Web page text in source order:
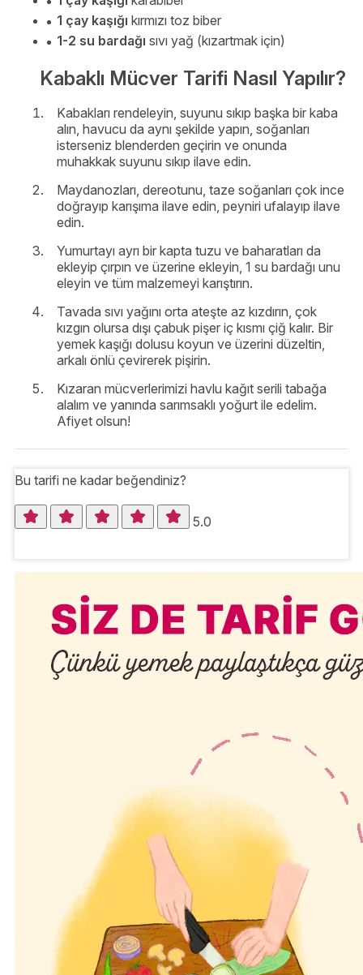
1 çay kaşığı kırmızı toz biber
1-2 su bardağı sıvı yağ (kızartmak için)
Kabaklı Mücver Tarifi Nasıl Yapılır?
Kabakları rendeleyin, suyunu sıkıp başka bir kaba
alın, havucu da aynı şekilde yapın, soğanları
isterseniz blenderden geçirin ve onunda
muhakkak suyunu sıkıp ilave edin.
Maydanozları, dereotunu, taze soğanları çok ince
doğrayıp karışıma ilave edin, peyniri ufalayıp ilave
edin.
Yumurtayı ayrı bir kapta tuzu ve baharatları da
ekleyip çırpın ve üzerine ekleyin, 1 su bardağı unu
eleyin ve tüm malzemeyi karıştırın.
Tavada sıvı yağını orta ateşte az kızdırın, çok
kızgın olursa dışı çabuk pişer iç kısmı çiğ kalır. Bir
yemek kaşığı dolusu koyun ve üzerini düzeltin,
arkalı önlü çevirerek pişirin.
Kızaran mücverlerimizi havlu kağıt serili tabağa
alalım ve yanında sarımsaklı yoğurt ile edelim.
Afiyet olsun!
Bu tarifi ne kadar beğendiniz?
5.0